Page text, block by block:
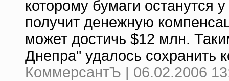
которому бумаги останутся
получит денежную
может достичь $12 млн.
Днепра" удалось сохранить
КоммерсантЪ | 06.02.2006